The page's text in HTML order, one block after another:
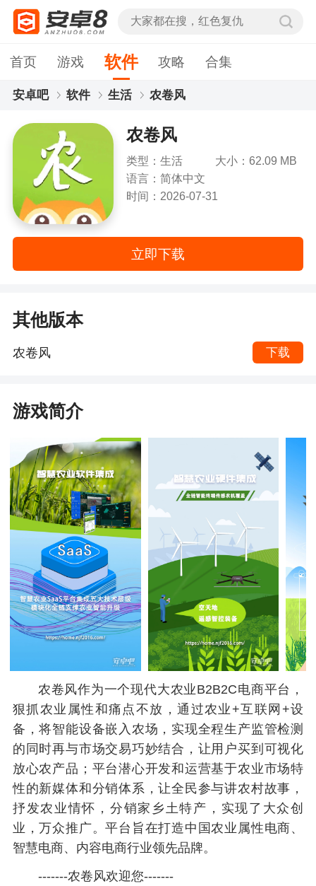
首页 游戏 软件 攻略 合集
安卓吧 软件 生活 农卷风
农卷风
类型：生活
大小：62.09 MB
语言：简体中文
时间：2026-07-31
立即下载
其他版本
农卷风 下载
游戏简介
农卷风作为一个现代大农业B2B2C电商平台，
狠抓农业属性和痛点不放，通过农业+互联网+设
备，将智能设备嵌入农场，实现全程生产监管检测
的同时再与市场交易巧妙结合，让用户买到可视化
放心农产品；平台潜心开发和运营基于农业市场特
性的新媒体和分销体系，让全民参与讲农村故事，
抒发农业情怀，分销家乡土特产，实现了大众创
业，万众推广。平台旨在打造中国农业属性电商、
智慧电商、内容电商行业领先品牌。
-------农卷风欢迎您-------